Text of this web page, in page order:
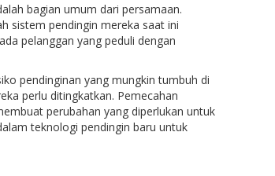
bagian umum dari persamaan.
sistem pendingin mereka saat ini
pelanggan yang peduli dengan
pendinginan yang mungkin tumbuh di
perlu ditingkatkan. Pemecahan
perubahan yang diperlukan untuk
teknologi pendingin baru untuk